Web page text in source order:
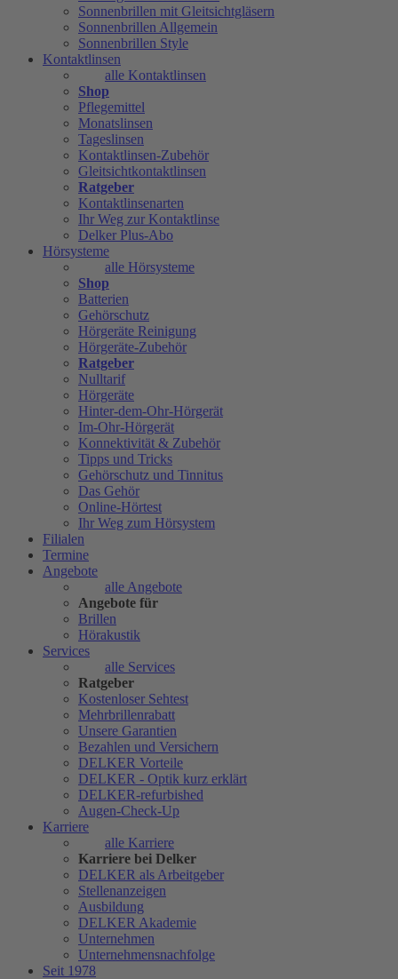
Sonnenbrillen mit Gleitsichtgläsern
Sonnenbrillen Allgemein
Sonnenbrillen Style
Kontaktlinsen
alle Kontaktlinsen
Shop
Pflegemittel
Monatslinsen
Tageslinsen
Kontaktlinsen-Zubehör
Gleitsichtkontaktlinsen
Ratgeber
Kontaktlinsenarten
Ihr Weg zur Kontaktlinse
Delker Plus-Abo
Hörsysteme
alle Hörsysteme
Shop
Batterien
Gehörschutz
Hörgeräte Reinigung
Hörgeräte-Zubehör
Ratgeber
Nulltarif
Hörgeräte
Hinter-dem-Ohr-Hörgerät
Im-Ohr-Hörgerät
Konnektivität & Zubehör
Tipps und Tricks
Gehörschutz und Tinnitus
Das Gehör
Online-Hörtest
Ihr Weg zum Hörsystem
Filialen
Termine
Angebote
alle Angebote
Angebote für
Brillen
Hörakustik
Services
alle Services
Ratgeber
Kostenloser Sehtest
Mehrbrillenrabatt
Unsere Garantien
Bezahlen und Versichern
DELKER Vorteile
DELKER - Optik kurz erklärt
DELKER-refurbished
Augen-Check-Up
Karriere
alle Karriere
Karriere bei Delker
DELKER als Arbeitgeber
Stellenanzeigen
Ausbildung
DELKER Akademie
Unternehmen
Unternehmensnachfolge
Seit 1978